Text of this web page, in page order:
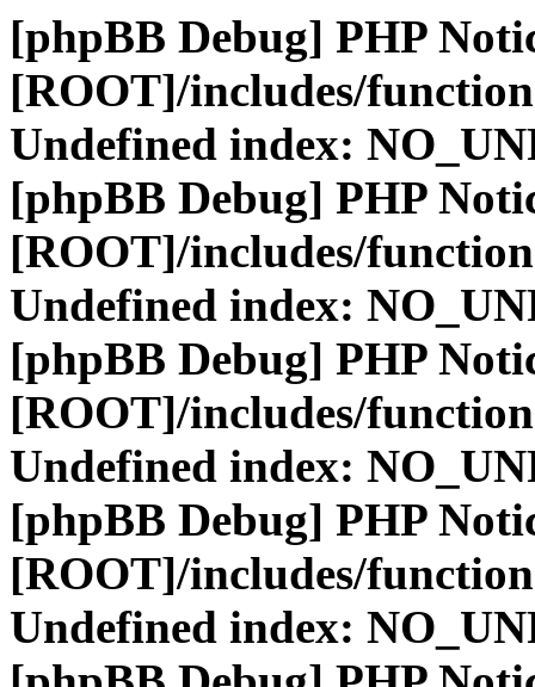
[phpBB Debug] PHP
[ROOT]/includes/
Undefined index:
[phpBB Debug] PHP
[ROOT]/includes/
Undefined index:
[phpBB Debug] PHP
[ROOT]/includes/
Undefined index:
[phpBB Debug] PHP
[ROOT]/includes/
Undefined index: